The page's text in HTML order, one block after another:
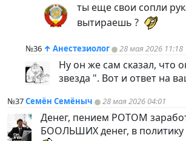
ты еще свои сопли
вытираешь ?
№36 ↑ Анестезиолог 28 мая 2026 11:18
Ну он же сам сказал, что
звезда ". Вот и ответ на
№37Семён Семёныч 28 мая 2026 04:01
Денег, пением РОТОМ
БООЛЬШИХ денег, в политику